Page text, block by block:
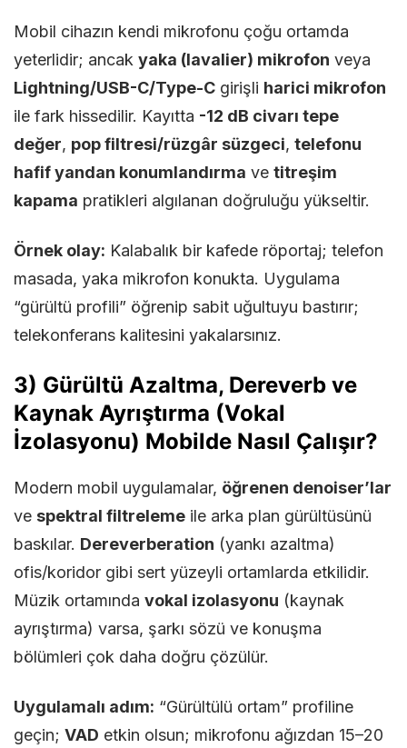
Mobil cihazın kendi mikrofonu çoğu ortamda
yeterlidir; ancak yaka (lavalier) mikrofon veya
Lightning/USB-C/Type-C girişli harici mikrofon
ile fark hissedilir. Kayıtta -12 dB civarı tepe
değer, pop filtresi/rüzgâr süzgeci, telefonu
hafif yandan konumlandırma ve titreşim
kapama pratikleri algılanan doğruluğu yükseltir.
Örnek olay: Kalabalık bir kafede röportaj; telefon
masada, yaka mikrofon konukta. Uygulama
“gürültü profili” öğrenip sabit uğultuyu bastırır;
telekonferans kalitesini yakalarsınız.
3) Gürültü Azaltma, Dereverb ve
Kaynak Ayrıştırma (Vokal
İzolasyonu) Mobilde Nasıl Çalışır?
Modern mobil uygulamalar, öğrenen denoiser’lar
ve spektral filtreleme ile arka plan gürültüsünü
baskılar. Dereverberation (yankı azaltma)
ofis/koridor gibi sert yüzeyli ortamlarda etkilidir.
Müzik ortamında vokal izolasyonu (kaynak
ayrıştırma) varsa, şarkı sözü ve konuşma
bölümleri çok daha doğru çözülür.
Uygulamalı adım: “Gürültülü ortam” profiline
geçin; VAD etkin olsun; mikrofonu ağızdan 15–20